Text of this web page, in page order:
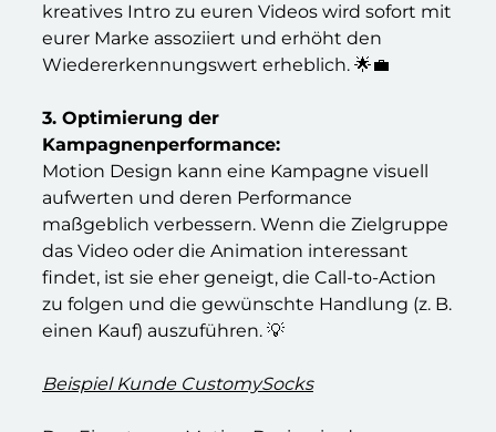
kreatives Intro zu euren Videos wird sofort mit
eurer Marke assoziiert und erhöht den
Wiedererkennungswert erheblich. 🌟💼
3. Optimierung der
Kampagnenperformance:
Motion Design kann eine Kampagne visuell
aufwerten und deren Performance
maßgeblich verbessern. Wenn die Zielgruppe
das Video oder die Animation interessant
findet, ist sie eher geneigt, die Call-to-Action
zu folgen und die gewünschte Handlung (z. B.
einen Kauf) auszuführen. 💡
Beispiel Kunde CustomySocks